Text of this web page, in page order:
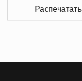
Распечатать